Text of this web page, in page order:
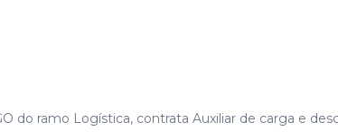
do ramo Logística, contrata Auxiliar de carga e